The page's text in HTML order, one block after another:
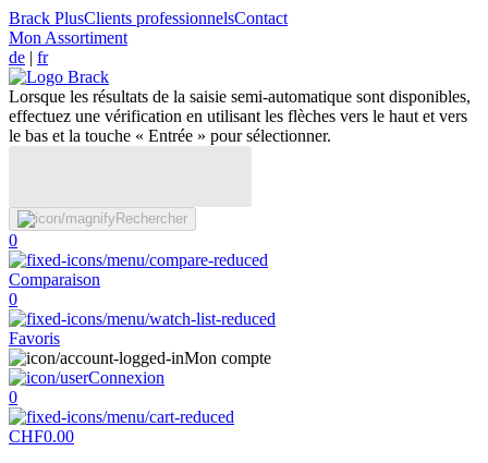
Brack PlusClients professionnelsContact
Mon Assortiment
de | fr
Lorsque les résultats de la saisie semi-automatique sont disponibles,
effectuez une vérification en utilisant les flèches vers le haut et vers
le bas et la touche « Entrée » pour sélectionner.
Rechercher
0
Comparaison
0
Favoris
Mon compte
Connexion
0
CHF0.00